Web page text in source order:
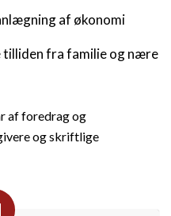
af økonomi
tilliden fra familie og nære
af foredrag og
og skriftlige